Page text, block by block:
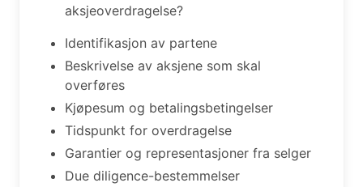
aksjeoverdragelse?
Identifikasjon av partene
Beskrivelse av aksjene som skal
overføres
Kjøpesum og betalingsbetingelser
Tidspunkt for overdragelse
Garantier og representasjoner fra selger
Due diligence-bestemmelser